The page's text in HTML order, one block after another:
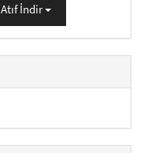
Atıf İndir